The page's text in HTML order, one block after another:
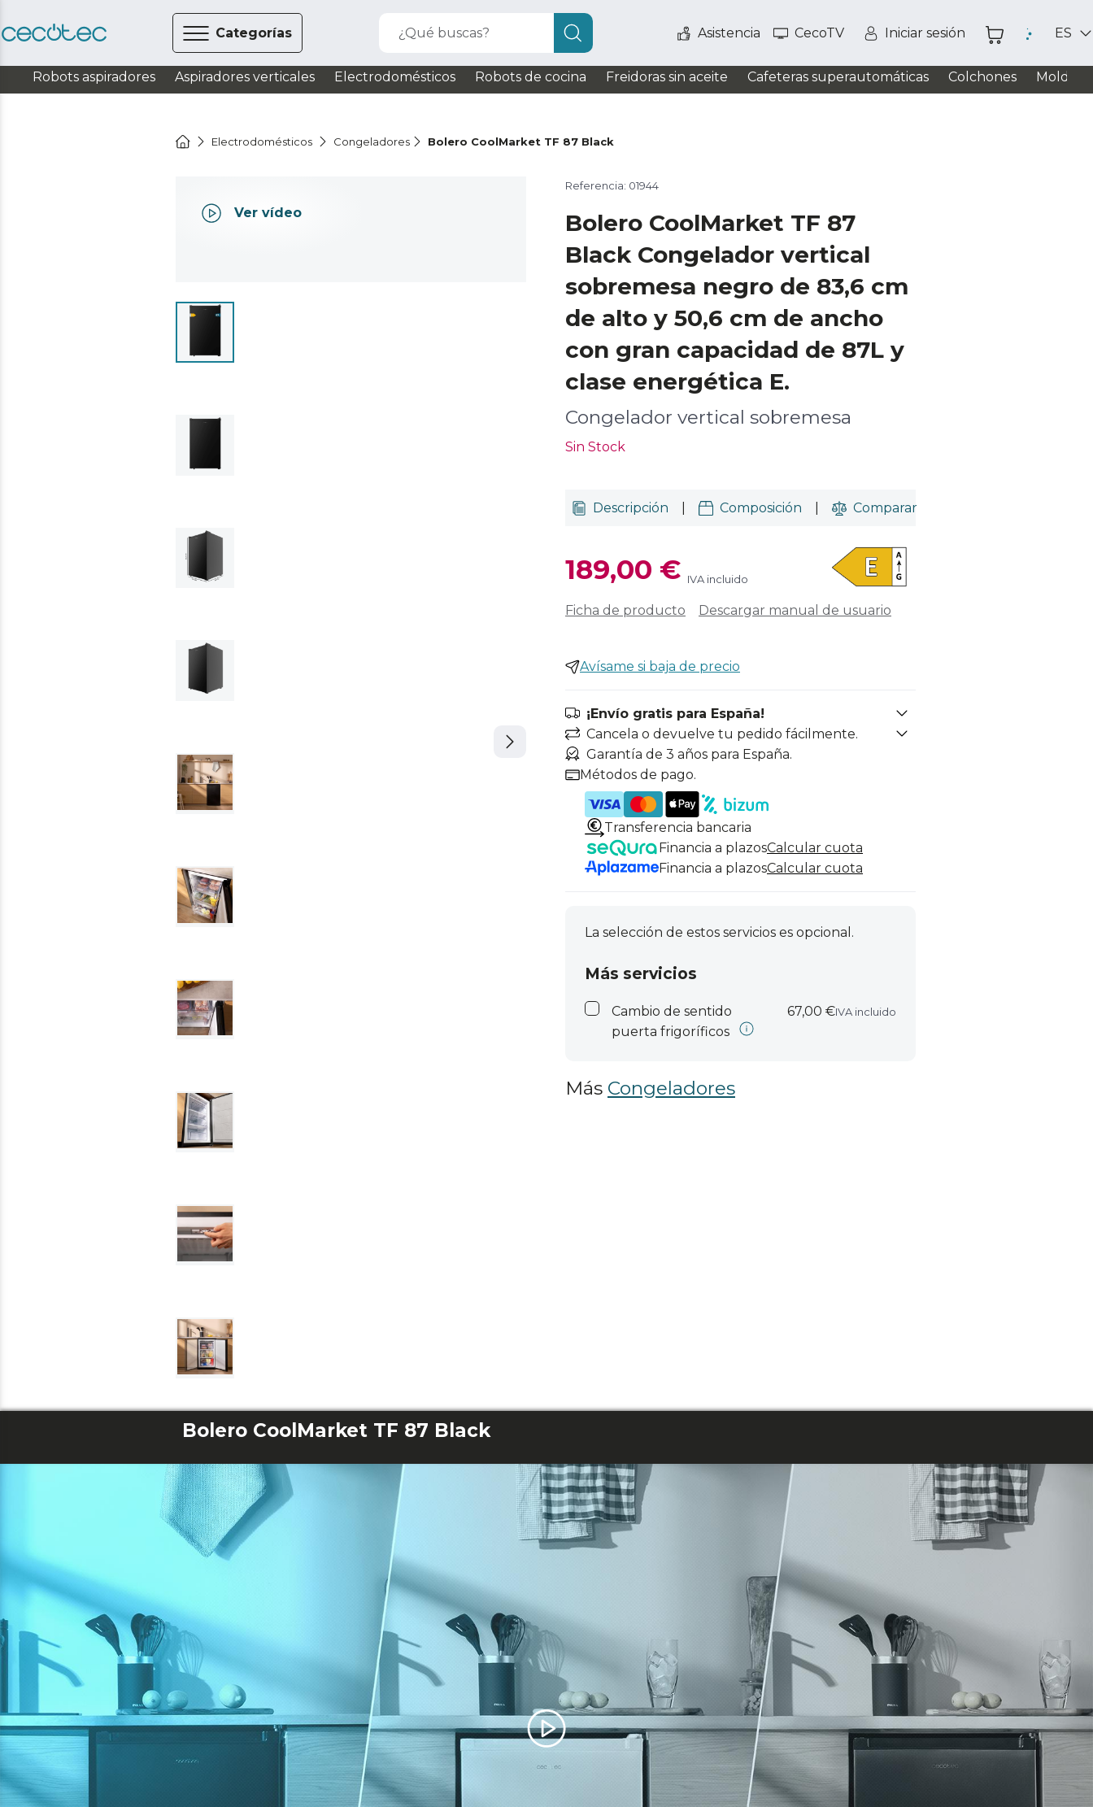
Categorías ¿Qué buscas? Asistencia CecoTV Iniciar sesión ES
Robots aspiradores Aspiradores verticales Electrodomésticos Robots de cocina Freidoras sin aceite Cafeteras superautomáticas Colchones
Electrodomésticos Congeladores Bolero CoolMarket TF 87 Black
Ver vídeo
Referencia: 01944
Bolero CoolMarket TF 87
Black Congelador vertical
sobremesa negro de 83,6 cm
de alto y 50,6 cm de ancho
con gran capacidad de 87L y
clase energética E.
Congelador vertical sobremesa
Sin Stock
Descripción Composición Comparar
189,00 € IVA incluido
Ficha de producto Descargar manual de usuario
Avísame si baja de precio
¡Envío gratis para España!
Cancela o devuelve tu pedido fácilmente.
Garantía de 3 años para España.
Métodos de pago.
Transferencia bancaria
Financia a plazosCalcular cuota
Financia a plazosCalcular cuota
La selección de estos servicios es opcional.
Más servicios
Cambio de sentido
puerta frigoríficos
67,00 €IVA incluido
Más Congeladores
Bolero CoolMarket TF 87 Black